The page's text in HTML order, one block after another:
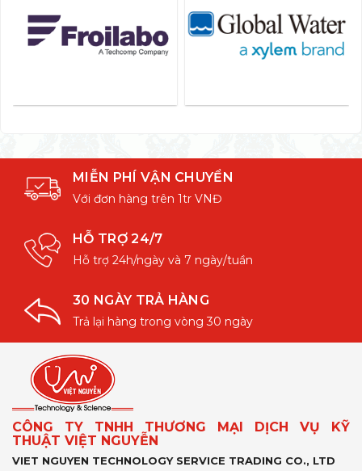
MIỄN PHÍ VẬN CHUYỂN
Với đơn hàng trên 1tr VNĐ
HỖ TRỢ 24/7
Hỗ trợ 24h/ngày và 7 ngày/tuần
30 NGÀY TRẢ HÀNG
Trả lại hàng trong vòng 30 ngày
CÔNG TY TNHH THƯƠNG MẠI DỊCH VỤ KỸ
THUẬT VIỆT NGUYỄN
VIET NGUYEN TECHNOLOGY SERVICE TRADING CO., LTD